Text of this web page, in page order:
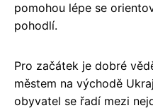
pomohou lépe se
pohodlí.
Pro začátek je dobré
městem na východě
obyvatel se řadí mezi